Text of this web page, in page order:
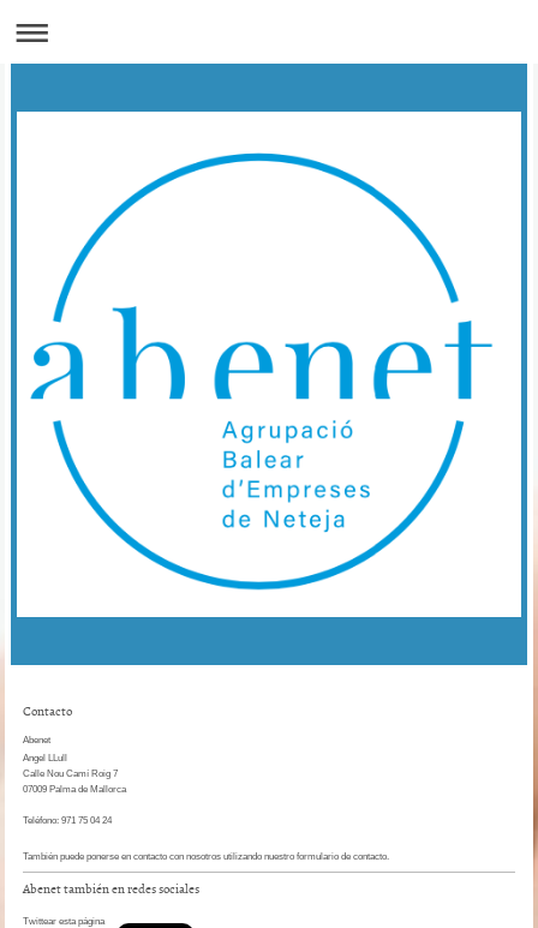
Contacto
Abenet
Angel LLull
Calle Nou Camí Roig 7
07009 Palma de Mallorca
Teléfono: 971 75 04 24
También puede ponerse en contacto con nosotros utilizando nuestro formulario de contacto.
Abenettambién en redes sociales
Twittear esta página